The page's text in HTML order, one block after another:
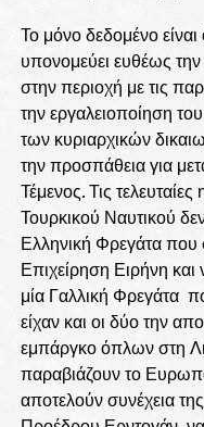
Το μόνο δεδομένο είναι
υπονομεύει ευθέως
στην περιοχή με τις
την εργαλειοποίηση
των κυριαρχικών
την προσπάθεια για
Τέμενος. Τις
Τουρκικού Ναυτικού
Ελληνική Φρεγάτα που
Επιχείρηση Ειρήνη
μία Γαλλική Φρεγάτα
είχαν και οι δύο την
εμπάργκο όπλων στη
παραβιάζουν το
αποτελούν συνέχεια